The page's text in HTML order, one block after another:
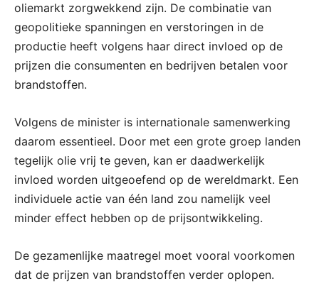
oliemarkt zorgwekkend zijn. De combinatie van
geopolitieke spanningen en verstoringen in de
productie heeft volgens haar direct invloed op de
prijzen die consumenten en bedrijven betalen voor
brandstoffen.
Volgens de minister is internationale samenwerking
daarom essentieel. Door met een grote groep landen
tegelijk olie vrij te geven, kan er daadwerkelijk
invloed worden uitgeoefend op de wereldmarkt. Een
individuele actie van één land zou namelijk veel
minder effect hebben op de prijsontwikkeling.
De gezamenlijke maatregel moet vooral voorkomen
dat de prijzen van brandstoffen verder oplopen.